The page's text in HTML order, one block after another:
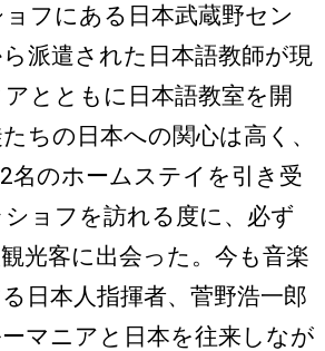
フにある日本武蔵野セン
派遣された日本語教師が現
とともに日本語教室を開
ちの日本への関心は高く、
名のホームステイを引き受
ョフを訪れる度に、必ず
光客に出会った。今も音楽
日本人指揮者、菅野浩一郎
マニアと日本を往来しなが